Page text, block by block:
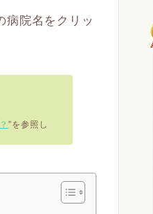
病院名をクリッ
”を参照し